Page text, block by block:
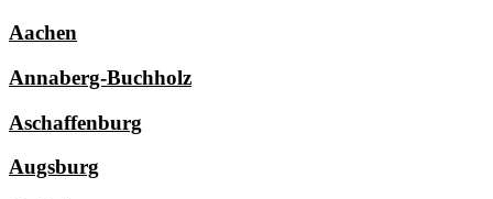
Aachen
Annaberg-Buchholz
Aschaffenburg
Augsburg